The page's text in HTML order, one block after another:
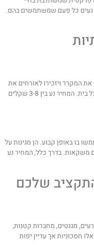
נעים כל פעם שמשתמשים בהם.
ויזכירו לאורחים את
היום המיוחד. הם קטנים, נוחים ומתאימים לכל בית. המחיר נע בין 3-8 שקלים
באופן קבוע. הן מגינות על
בדרך כלל, המחיר נע
שלכם
מגנטים, מחברות קטנות,
אך עדיין יפות